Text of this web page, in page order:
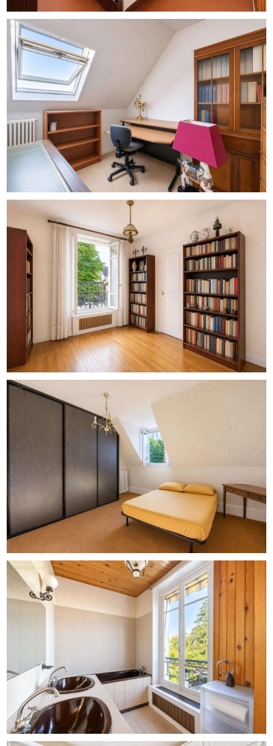
- Mode de chauffage : individuel au gaz
- Mode de distribution de l'eau chaude : chaudière
Mentions légales :
Les informations présentées dans cette annonce ont été
préparées par Zefir à partir des éléments communiqués
au moment de sa mise en ligne. Elles sont fournies à titre
indicatif et viennent en complément des diagnostics
réglementaires obligatoires ainsi que des vérifications
techniques et administratives qui accompagnent toute
transaction immobilière, comme les règles d'urbanisme
ou les documents cadastraux. Pour obtenir les données
officielles relatives aux risques naturels, miniers ou
technologiques, nous vous invitons à consulter le site
Géorisques. Zefir a pour objectif de vous accompagner
avec sérieux et transparence à chaque étape de votre
projet d'achat et de vous aider à comprendre les
informations utiles à votre décision. Pour toute question,
contactez Zefir au [Coordonnées masquées].